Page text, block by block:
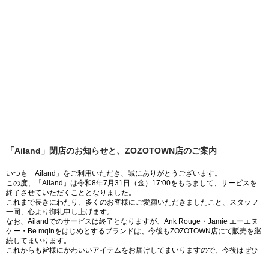
「Ailand」閉店のお知らせと、ZOZOTOWN店のご案内
いつも「Ailand」をご利用いただき、誠にありがとうございます。
この度、「Ailand」は令和8年7月31日（金）17:00をもちまして、サービスを
終了させていただくこととなりました。
これまで長きにわたり、多くのお客様にご愛顧いただきましたこと、スタッフ
一同、心より御礼申し上げます。
なお、Ailandでのサービスは終了となりますが、Ank Rouge・Jamie エーエヌ
ケー・Be mqinをはじめとするブランドは、今後もZOZOTOWN店にて販売を継
続してまいります。
これからも皆様にかわいいアイテムをお届けしてまいりますので、今後はぜひ